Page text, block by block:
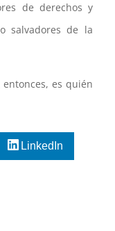
de derechos y
salvadores de la
es quién
LinkedIn